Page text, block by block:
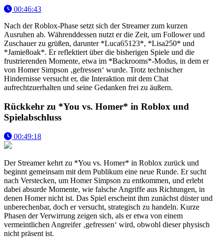
00:46:43
Nach der Roblox-Phase setzt sich der Streamer zum kurzen
Ausruhen ab. Währenddessen nutzt er die Zeit, um Follower und
Zuschauer zu grüßen, darunter *Luca65123*, *Lisa250* und
*Jamie8oak*. Er reflektiert über die bisherigen Spiele und die
frustrierenden Momente, etwa im *Backrooms*-Modus, in dem er
von Homer Simpson ‚gefressen‘ wurde. Trotz technischer
Hindernisse versucht er, die Interaktion mit dem Chat
aufrechtzuerhalten und seine Gedanken frei zu äußern.
Rückkehr zu *You vs. Homer* in Roblox und
Spielabschluss
00:49:18
Der Streamer kehrt zu *You vs. Homer* in Roblox zurück und
beginnt gemeinsam mit dem Publikum eine neue Runde. Er sucht
nach Verstecken, um Homer Simpson zu entkommen, und erlebt
dabei absurde Momente, wie falsche Angriffe aus Richtungen, in
denen Homer nicht ist. Das Spiel erscheint ihm zunächst düster und
unberechenbar, doch er versucht, strategisch zu handeln. Kurze
Phasen der Verwirrung zeigen sich, als er etwa von einem
vermeintlichen Angreifer ‚gefressen‘ wird, obwohl dieser physisch
nicht präsent ist.